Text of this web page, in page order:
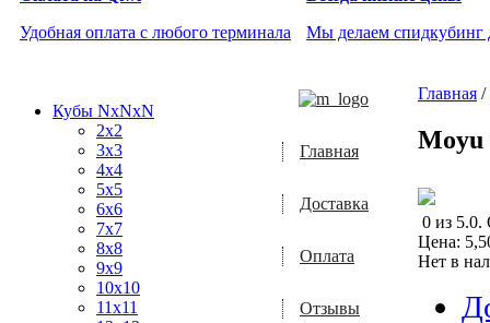
Удобная оплата с любого терминала
Мы делаем спидкубинг
Кубы NxNxN
2x2
3x3
4x4
5x5
6x6
7x7
8x8
9x9
10x10
11x11
Главная /
Moyu
0 из 5.0.
Цена:
Нет в
Главная
Доставка
Оплата
Отзывы